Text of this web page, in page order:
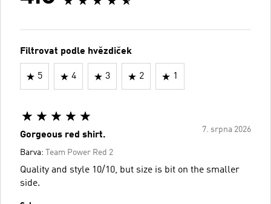
Filtrovat podle hvězdiček
5 4 3 2 1
7. srpna 2026
Gorgeous red shirt.
Barva: Team Power Red 2
Quality and style 10/10, but size is bit on the smaller
side.